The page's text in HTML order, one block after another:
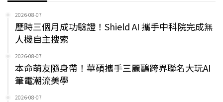
2026-08-07
歷時三個月成功驗證！Shield AI 攜手中科院完成無
人機自主搜索
2026-08-07
本命萌友隨身帶！華碩攜手三麗鷗跨界聯名大玩AI
筆電潮流美學
2026-08-07